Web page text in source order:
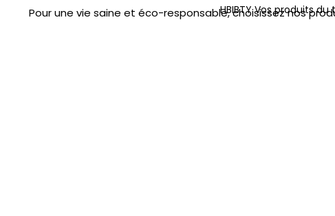
HBIBTY Vos produits du
Pour une vie saine et éco-responsable, choisissez nos